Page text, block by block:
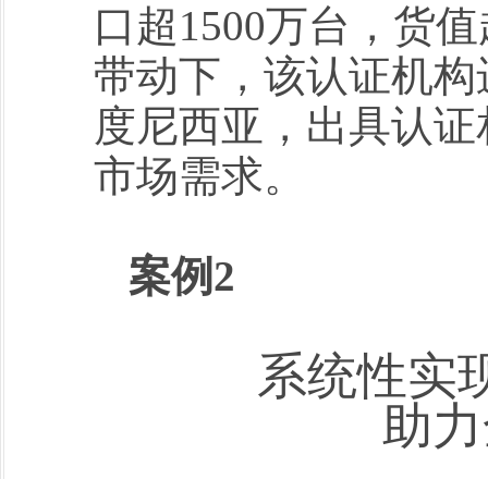
口超1500万台，货
带动下，该认证机
度尼西亚，出具认
市场需求。
案例2
系统性实
助